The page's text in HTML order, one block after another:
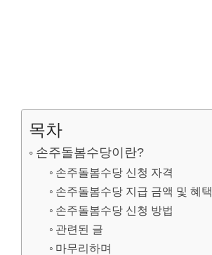
목차
손주돌봄수당이란?
손주돌봄수당 신청 자격
손주돌봄수당 지급 금액 및 혜택
손주돌봄수당 신청 방법
관련된 글
마무리하며